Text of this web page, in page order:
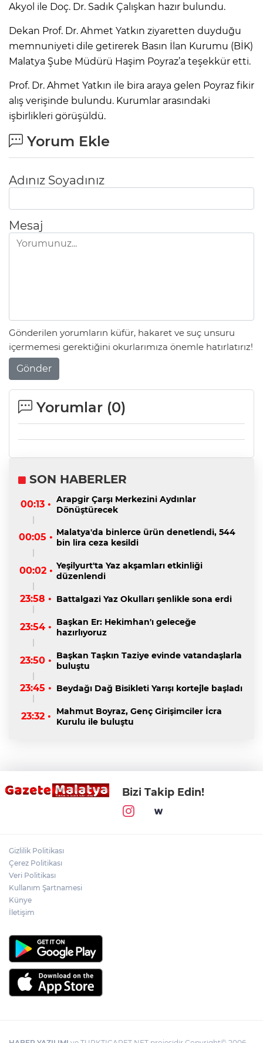
Akyol ile Doç. Dr. Sadık Çalışkan hazır bulundu.
Dekan Prof. Dr. Ahmet Yatkın ziyaretten duyduğu
memnuniyeti dile getirerek Basın İlan Kurumu (BİK)
Malatya Şube Müdürü Haşim Poyraz’a teşekkür etti.
Prof. Dr. Ahmet Yatkın ile bira araya gelen Poyraz fikir
alış verişinde bulundu. Kurumlar arasındaki
işbirlikleri görüşüldü.
Yorum Ekle
Adınız Soyadınız
Mesaj
Gönderilen yorumların küfür, hakaret ve suç unsuru
içermemesi gerektiğini okurlarımıza önemle hatırlatırız!
Gönder
Yorumlar (0)
SON HABERLER
00:13 • Arapgir Çarşı Merkezini Aydınlar
Dönüştürecek
00:05 • Malatya'da binlerce ürün denetlendi, 544
bin lira ceza kesildi
00:02 • Yeşilyurt'ta Yaz akşamları etkinliği
düzenlendi
23:58 • Battalgazi Yaz Okulları şenlikle sona erdi
23:54 • Başkan Er: Hekimhan'ı geleceğe
hazırlıyoruz
23:50 • Başkan Taşkın Taziye evinde vatandaşlarla
buluştu
23:45 • Beydağı Dağ Bisikleti Yarışı kortejle başladı
23:32 •
Mahmut Boyraz, Genç Girişimciler İcra
Kurulu ile buluştu
Bizi Takip Edin!
Gizlilik Politikası
Çerez Politikası
Veri Politikası
Kullanım Şartnamesi
Künye
İletişim